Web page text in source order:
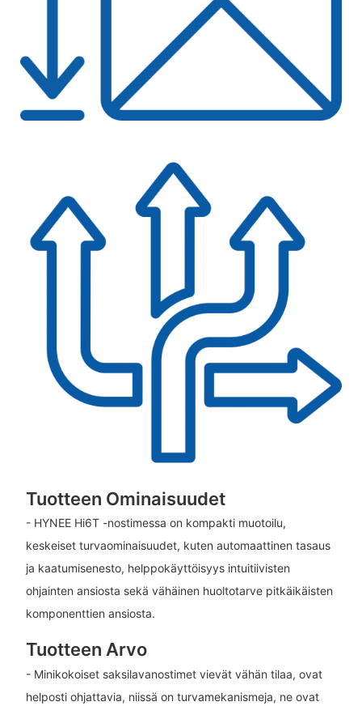
Tuotteen Ominaisuudet
- HYNEE Hi6T -nostimessa on kompakti muotoilu,
keskeiset turvaominaisuudet, kuten automaattinen tasaus
ja kaatumisenesto, helppokäyttöisyys intuitiivisten
ohjainten ansiosta sekä vähäinen huoltotarve pitkäikäisten
komponenttien ansiosta.
Tuotteen Arvo
- Minikokoiset saksilavanostimet vievät vähän tilaa, ovat
helposti ohjattavia, niissä on turvamekanismeja, ne ovat